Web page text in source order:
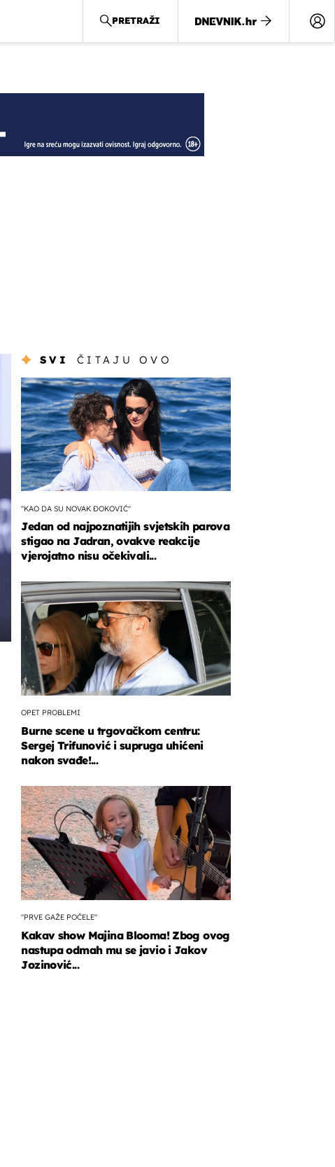
PRETRAŽI
SVI ČITAJU OVO
"KAO DA SU NOVAK ĐOKOVIĆ"
Jedan od najpoznatijih svjetskih parova
stigao na Jadran, ovakve reakcije
vjerojatno nisu očekivali...
OPET PROBLEMI
Burne scene u trgovačkom centru:
Sergej Trifunović i supruga uhićeni
nakon svađe!...
"PRVE GAŽE POČELE"
Kakav show Majina Blooma! Zbog ovog
nastupa odmah mu se javio i Jakov
Jozinović...